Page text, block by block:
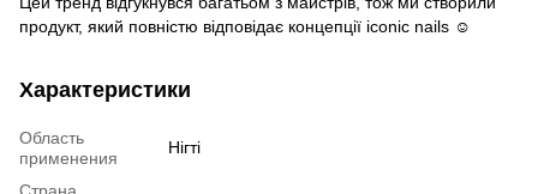
продукт, який повністю відповідає концепції iconic nails ☺️
Характеристики
Область
применения
Нігті
Страна